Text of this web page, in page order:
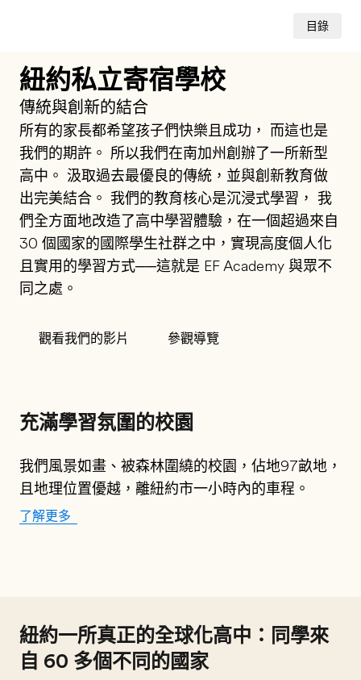
目錄
紐約私立寄宿學校
傳統與創新的結合
所有的家長都希望孩子們快樂且成功， 而這也是
我們的期許。 所以我們在南加州創辦了一所新型
高中。 汲取過去最優良的傳統，並與創新教育做
出完美結合。 我們的教育核心是沉浸式學習， 我
們全方面地改造了高中學習體驗，在一個超過來自
30 個國家的國際學生社群之中，實現高度個人化
且實用的學習方式──這就是 EF Academy 與眾不
同之處。
觀看我們的影片 參觀導覽
充滿學習氛圍的校園
我們風景如畫、被森林圍繞的校園，佔地97畝地，
且地理位置優越，離紐約市一小時內的車程。
了解更多
紐約一所真正的全球化高中：同學來
自 60 多個不同的國家